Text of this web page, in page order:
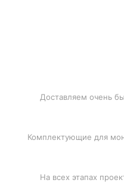
Доставляем очень
Комплектующие для
На всех этапах